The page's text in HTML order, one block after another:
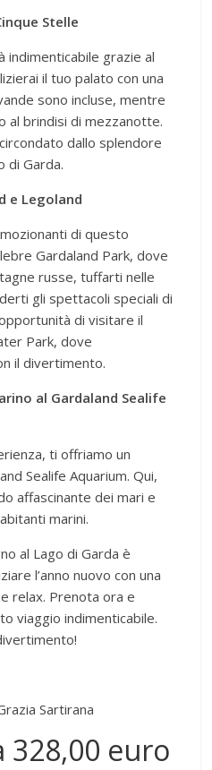
Stelle
indimenticabile grazie al
il tuo palato con una
sono incluse, mentre
al brindisi di mezzanotte.
dallo splendore
di Garda.
e Legoland
di questo
Gardaland Park, dove
russe, tuffarti nelle
gli spettacoli speciali di
di visitare il
Park, dove
il divertimento.
al Gardaland Sealife
ti offriamo un
Sealife Aquarium. Qui,
affascinante dei mari e
marini.
al Lago di Garda è
l’anno nuovo con una
relax. Prenota ora e
viaggio indimenticabile.
Sartirana
328,00 euro